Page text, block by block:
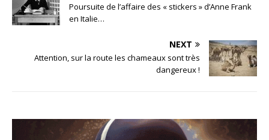
Poursuite de l’affaire des « stickers » d’Anne Frank
en Italie…
NEXT
Attention, sur la route les chameaux sont très
dangereux !